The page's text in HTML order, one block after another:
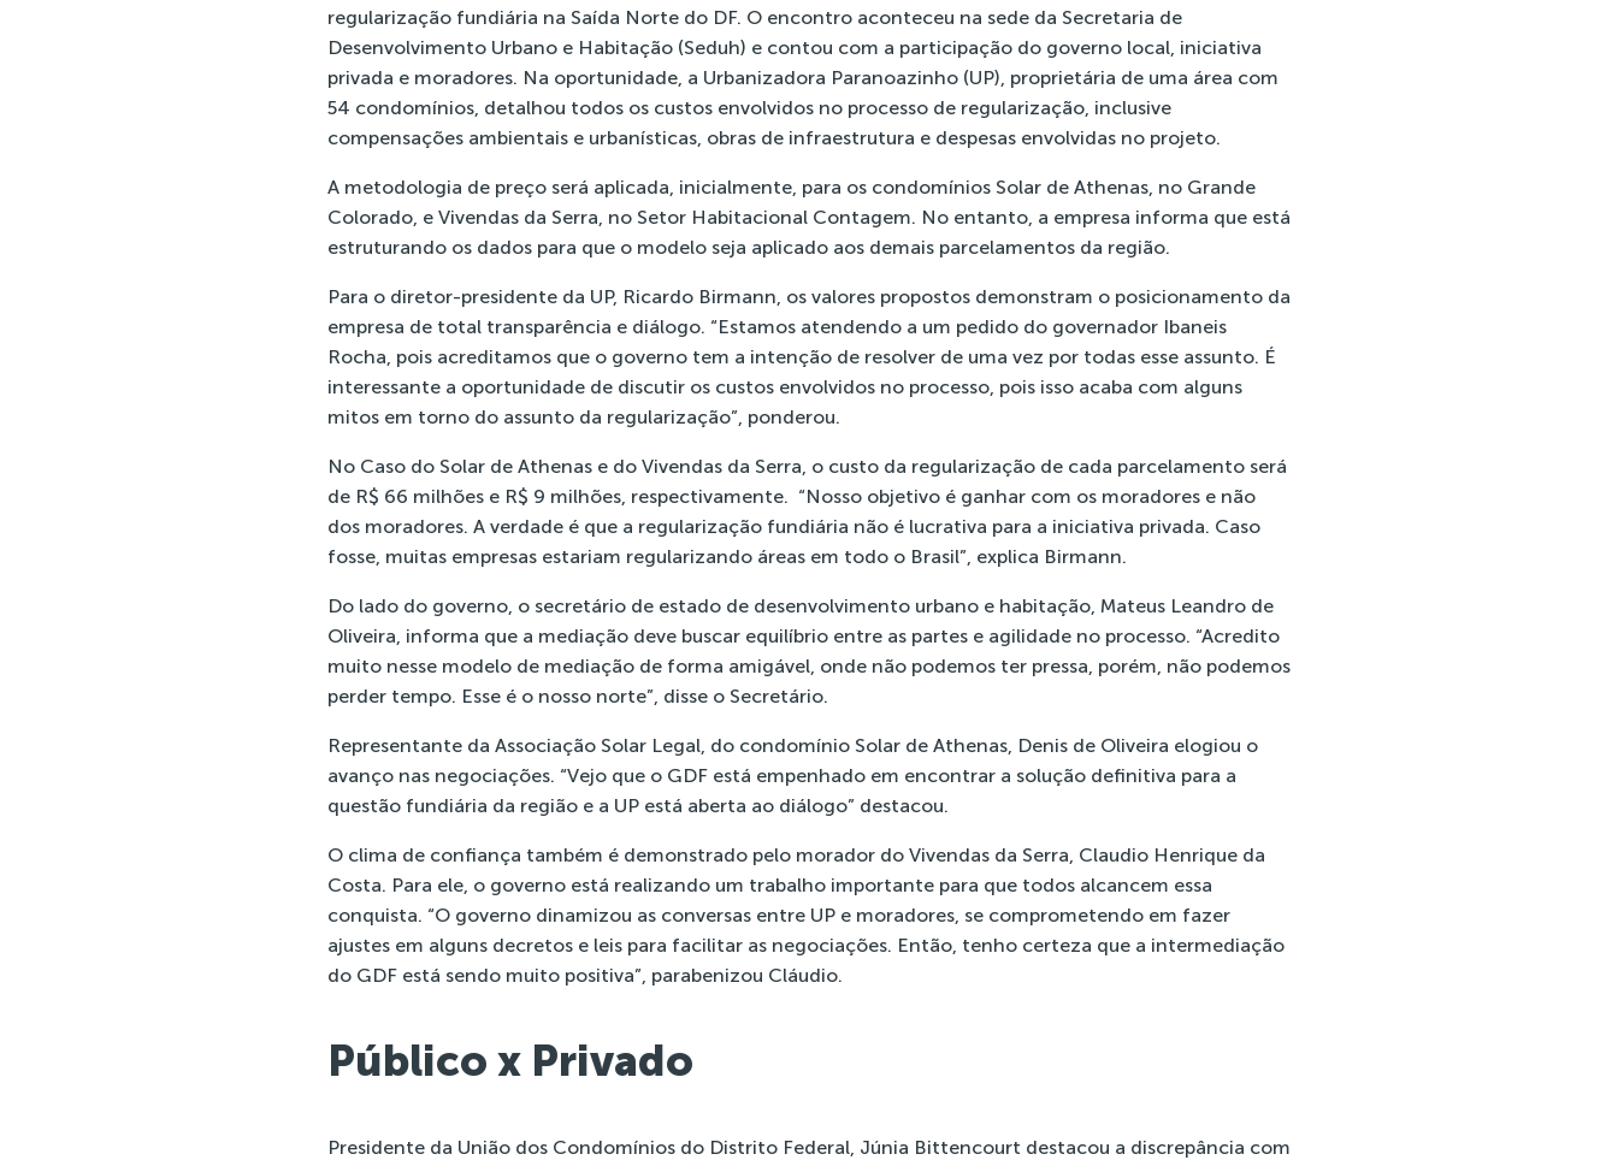
regularização fundiária na Saída Norte do DF. O encontro aconteceu na sede da Secretaria de
Desenvolvimento Urbano e Habitação (Seduh) e contou com a participação do governo local, iniciativa
privada e moradores. Na oportunidade, a Urbanizadora Paranoazinho (UP), proprietária de uma área com
54 condomínios, detalhou todos os custos envolvidos no processo de regularização, inclusive
compensações ambientais e urbanísticas, obras de infraestrutura e despesas envolvidas no projeto.
A metodologia de preço será aplicada, inicialmente, para os condomínios Solar de Athenas, no Grande
Colorado, e Vivendas da Serra, no Setor Habitacional Contagem. No entanto, a empresa informa que está
estruturando os dados para que o modelo seja aplicado aos demais parcelamentos da região.
Para o diretor-presidente da UP, Ricardo Birmann, os valores propostos demonstram o posicionamento da
empresa de total transparência e diálogo. “Estamos atendendo a um pedido do governador Ibaneis
Rocha, pois acreditamos que o governo tem a intenção de resolver de uma vez por todas esse assunto. É
interessante a oportunidade de discutir os custos envolvidos no processo, pois isso acaba com alguns
mitos em torno do assunto da regularização”, ponderou.
No Caso do Solar de Athenas e do Vivendas da Serra, o custo da regularização de cada parcelamento será
de R$ 66 milhões e R$ 9 milhões, respectivamente. “Nosso objetivo é ganhar com os moradores e não
dos moradores. A verdade é que a regularização fundiária não é lucrativa para a iniciativa privada. Caso
fosse, muitas empresas estariam regularizando áreas em todo o Brasil”, explica Birmann.
Do lado do governo, o secretário de estado de desenvolvimento urbano e habitação, Mateus Leandro de
Oliveira, informa que a mediação deve buscar equilíbrio entre as partes e agilidade no processo. “Acredito
muito nesse modelo de mediação de forma amigável, onde não podemos ter pressa, porém, não podemos
perder tempo. Esse é o nosso norte”, disse o Secretário.
Representante da Associação Solar Legal, do condomínio Solar de Athenas, Denis de Oliveira elogiou o
avanço nas negociações. “Vejo que o GDF está empenhado em encontrar a solução definitiva para a
questão fundiária da região e a UP está aberta ao diálogo” destacou.
O clima de confiança também é demonstrado pelo morador do Vivendas da Serra, Claudio Henrique da
Costa. Para ele, o governo está realizando um trabalho importante para que todos alcancem essa
conquista. “O governo dinamizou as conversas entre UP e moradores, se comprometendo em fazer
ajustes em alguns decretos e leis para facilitar as negociações. Então, tenho certeza que a intermediação
do GDF está sendo muito positiva”, parabenizou Cláudio.
Público x Privado
Presidente da União dos Condomínios do Distrito Federal, Júnia Bittencourt destacou a discrepância com